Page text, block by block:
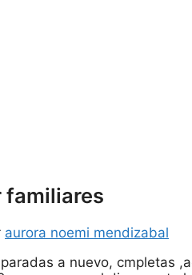
familiares
aurora noemi mendizabal
a nuevo, cmpletas